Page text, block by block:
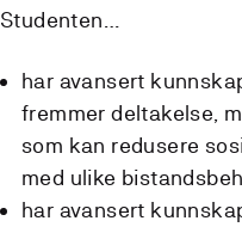
Studenten…
har avansert
fremmer deltakelse,
som kan redusere
med ulike
har avansert